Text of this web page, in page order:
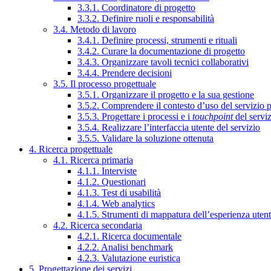
3.3.1. Coordinatore di progetto
3.3.2. Definire ruoli e responsabilità
3.4. Metodo di lavoro
3.4.1. Definire processi, strumenti e rituali
3.4.2. Curare la documentazione di progetto
3.4.3. Organizzare tavoli tecnici collaborativi
3.4.4. Prendere decisioni
3.5. Il processo progettuale
3.5.1. Organizzare il progetto e la sua gestione
3.5.2. Comprendere il contesto d’uso del servizio
3.5.3. Progettare i processi e i touchpointdel
3.5.4. Realizzare l’interfaccia utente del servizio
3.5.5. Validare la soluzione ottenuta
4. Ricerca progettuale
4.1. Ricerca primaria
4.1.1. Interviste
4.1.2. Questionari
4.1.3. Test di usabilità
4.1.4. Web analytics
4.1.5. Strumenti di mappatura dell’esperienza
4.2. Ricerca secondaria
4.2.1. Ricerca documentale
4.2.2. Analisi benchmark
4.2.3. Valutazione euristica
5. Progettazione dei servizi